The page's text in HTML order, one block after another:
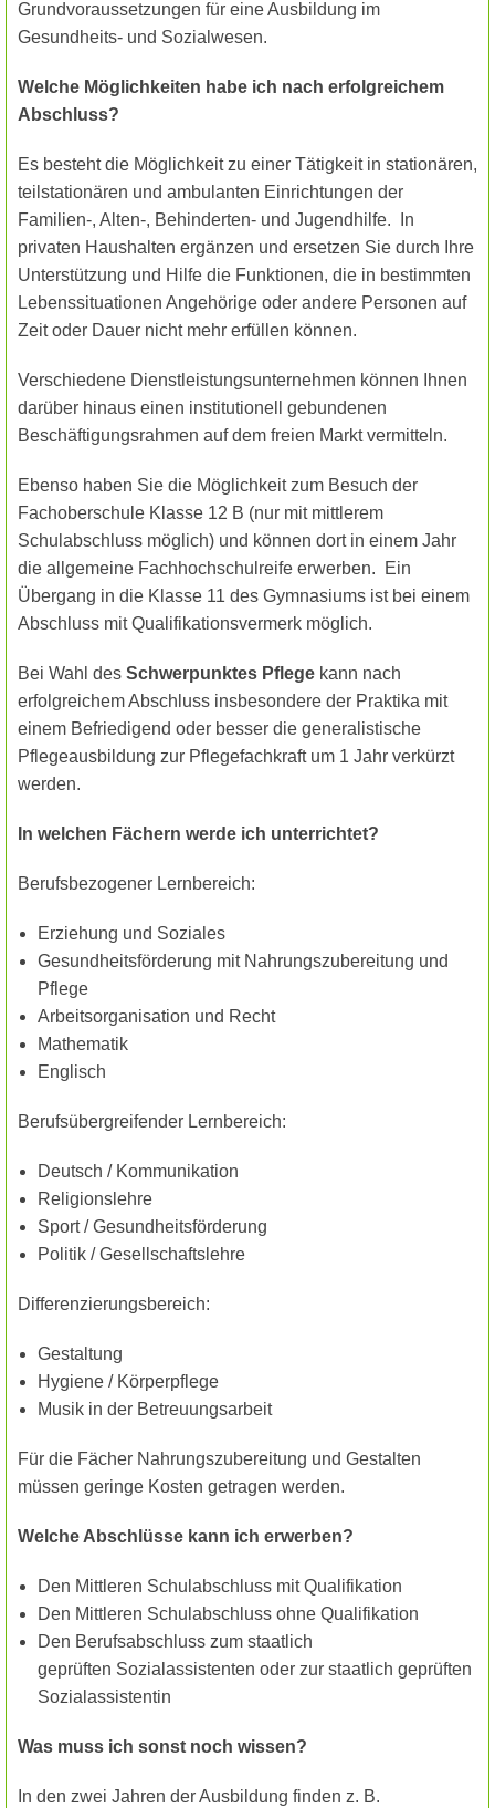
Grundvoraussetzungen für eine Ausbildung im
Gesundheits- und Sozialwesen.
Welche Möglichkeiten habe ich nach erfolgreichem
Abschluss?
Es besteht die Möglichkeit zu einer Tätigkeit in stationären,
teilstationären und ambulanten Einrichtungen der
Familien-, Alten-, Behinderten- und Jugendhilfe.
In
privaten Haushalten ergänzen und ersetzen Sie durch Ihre
Unterstützung und Hilfe die Funktionen, die in bestimmten
Lebenssituationen Angehörige oder andere Personen auf
Zeit oder Dauer nicht mehr erfüllen können.
Verschiedene Dienstleistungsunternehmen können Ihnen
darüber hinaus einen institutionell gebundenen
Beschäftigungsrahmen auf dem freien Markt vermitteln.
Ebenso haben Sie die Möglichkeit zum Besuch der
Fachoberschule Klasse 12 B (nur mit mittlerem
Schulabschluss möglich) und können dort in einem Jahr
die allgemeine Fachhochschulreife erwerben.
Ein
Übergang in die Klasse 11 des Gymnasiums ist bei einem
Abschluss mit Qualifikationsvermerk möglich.
Bei Wahl des Schwerpunktes Pflege kann nach
erfolgreichem Abschluss insbesondere der Praktika mit
einem Befriedigend oder besser die generalistische
Pflegeausbildung zur Pflegefachkraft um 1 Jahr verkürzt
werden.
In welchen Fächern werde ich unterrichtet?
Berufsbezogener Lernbereich:
Erziehung und Soziales
Gesundheitsförderung mit Nahrungszubereitung und
Pflege
Arbeitsorganisation und Recht
Mathematik
Englisch
Berufsübergreifender Lernbereich:
Deutsch / Kommunikation
Religionslehre
Sport / Gesundheitsförderung
Politik / Gesellschaftslehre
Differenzierungsbereich:
Gestaltung
Hygiene / Körperpflege
Musik in der Betreuungsarbeit
Für die Fächer Nahrungszubereitung und Gestalten
müssen geringe Kosten getragen werden.
Welche Abschlüsse kann ich erwerben?
Den Mittleren Schulabschluss mit Qualifikation
Den Mittleren Schulabschluss ohne Qualifikation
Den Berufsabschluss zum staatlich
geprüften Sozialassistenten oder zur staatlich geprüften
Sozialassistentin
Was muss ich sonst noch wissen?
In den zwei Jahren der Ausbildung finden z. B.